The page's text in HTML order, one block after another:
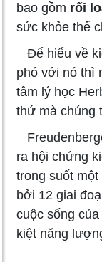
bao gồm rối
sức khỏe thể
Để hiểu về
phó với nó thì
tâm lý học
thứ mà chúng
ra hội chứng
trong suốt
bởi 12 giai
cuộc sống
kiệt năng